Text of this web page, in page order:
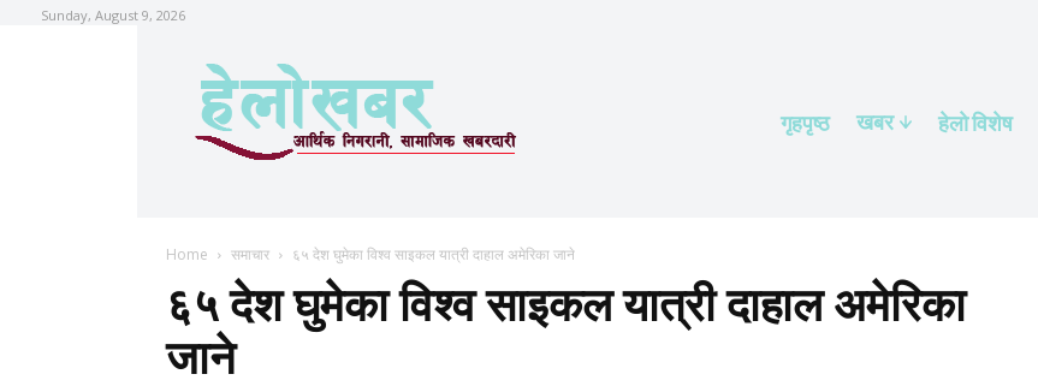
Sunday, August 9, 2026
गृहपृष्ठ खबर हेलाे विशेष
Home समाचार ६५ देश घुमेका विश्व साइकल यात्री दाहाल अमेरिका जाने
६५ देश घुमेका विश्व साइकल यात्री दाहाल अमेरिका
जाने